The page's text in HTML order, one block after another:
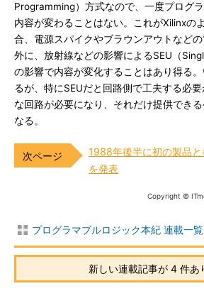
Programming）方式なので、一度プログ
内容が変わることはない。これがXilinxの
合、電源スパイクやブラウンアウトなど
外に、放射線などの影響によるSEU（
の影響で内容が変化することはあり得る
るが、特にSEUだと回路側で工夫する必
な回路が必要になり、それだけ提供でき
なる。
1988年後半に初の製品
を発表
Copyright ©
プログラマブルロジック本紀 連載一覧
新しい連載記事が 4 件あ